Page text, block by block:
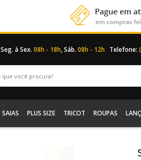
Seg. à Sex. 08h - 18h, Sáb. 08h - 12h Telefone:
SAIAS PLUS SIZE TRICOT ROUPAS